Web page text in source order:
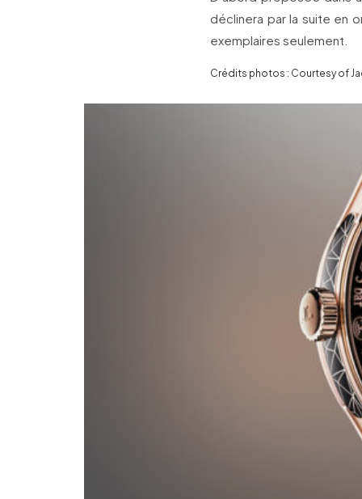
déclinera par la suite en
exemplaires seulement.
Crédits photos : Courtesy of